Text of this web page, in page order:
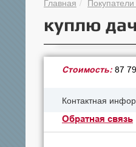
Главная
куплю
Стоимость: 87
Контактная
Обратная связь